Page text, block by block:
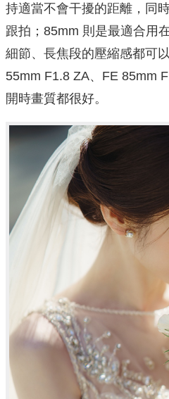
持適當不會干擾的距離，同
跟拍；85mm 則是最適合用
細節、長焦段的壓縮感都可
55mm F1.8 ZA、FE 85mm
開時畫質都很好。